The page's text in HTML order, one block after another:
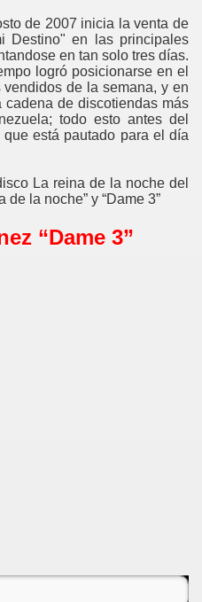
de 2007 inicia la venta de
Destino" en las principales
en tan solo tres días.
logró posicionarse en el
de la semana, y en
de discotiendas más
todo esto antes del
está pautado para el día
La reina de la noche del
la noche” y “Dame 3”
“Dame 3”